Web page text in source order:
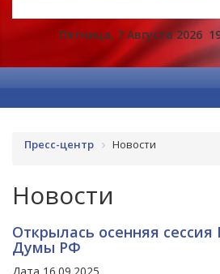
Пятница, 7 Августа 2026
Пресс-центр Новости
Новости
Открылась осенняя сессия
Думы РФ